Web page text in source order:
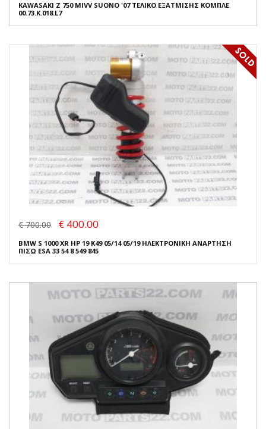
KAWASAKI Z 750 MIVV SUONO '07 ΤΕΛΙΚΟ ΕΞΑΤΜΙΣΗΣ ΚΟΜΠΛΕ
00.73.K.018.L7
€ 700.00 € 400.00
BMW S 1000 XR HP 19 K49 05/14 05/19 ΗΛΕΚΤΡΟΝΙΚΗ ΑΝΑΡΤΗΣΗ
ΠΙΣΩ ESA 33 54 8 549 845